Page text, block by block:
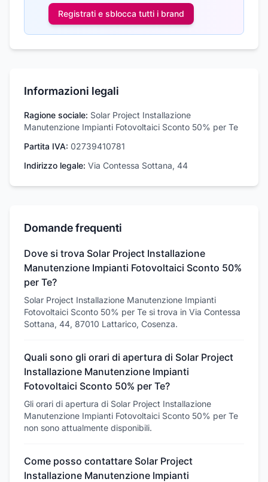
Registrati e sblocca tutti i brand
Informazioni legali
Ragione sociale: Solar Project Installazione
Manutenzione Impianti Fotovoltaici Sconto 50% per Te
Partita IVA: 02739410781
Indirizzo legale: Via Contessa Sottana, 44
Domande frequenti
Dove si trova Solar Project Installazione
Manutenzione Impianti Fotovoltaici Sconto 50%
per Te?
Solar Project Installazione Manutenzione Impianti
Fotovoltaici Sconto 50% per Te si trova in Via Contessa
Sottana, 44, 87010 Lattarico, Cosenza.
Quali sono gli orari di apertura di Solar Project
Installazione Manutenzione Impianti
Fotovoltaici Sconto 50% per Te?
Gli orari di apertura di Solar Project Installazione
Manutenzione Impianti Fotovoltaici Sconto 50% per Te
non sono attualmente disponibili.
Come posso contattare Solar Project
Installazione Manutenzione Impianti